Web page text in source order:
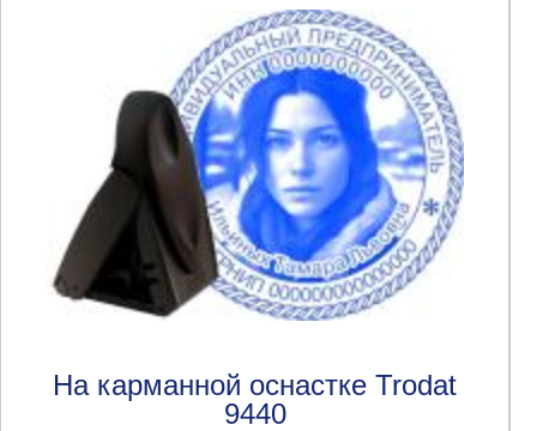
На карманной оснастке Trodat
9440